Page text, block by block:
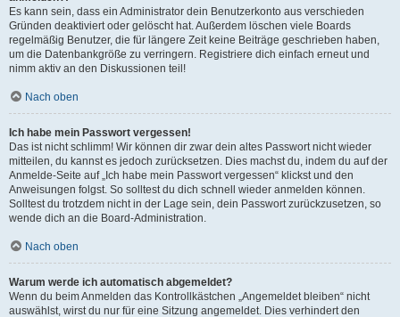
Es kann sein, dass ein Administrator dein Benutzerkonto aus verschieden
Gründen deaktiviert oder gelöscht hat. Außerdem löschen viele Boards
regelmäßig Benutzer, die für längere Zeit keine Beiträge geschrieben haben,
um die Datenbankgröße zu verringern. Registriere dich einfach erneut und
nimm aktiv an den Diskussionen teil!
Nach oben
Ich habe mein Passwort vergessen!
Das ist nicht schlimm! Wir können dir zwar dein altes Passwort nicht wieder
mitteilen, du kannst es jedoch zurücksetzen. Dies machst du, indem du auf der
Anmelde-Seite auf „Ich habe mein Passwort vergessen“ klickst und den
Anweisungen folgst. So solltest du dich schnell wieder anmelden können.
Solltest du trotzdem nicht in der Lage sein, dein Passwort zurückzusetzen, so
wende dich an die Board-Administration.
Nach oben
Warum werde ich automatisch abgemeldet?
Wenn du beim Anmelden das Kontrollkästchen „Angemeldet bleiben“ nicht
auswählst, wirst du nur für eine Sitzung angemeldet. Dies verhindert den